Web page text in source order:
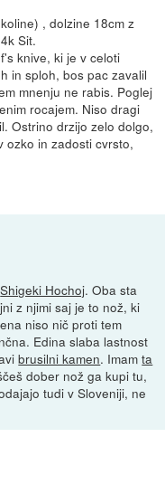
, dolzine 18cm z
Sit.
knive, ki je v celoti
in sploh, bos pac zavalil
mnenju ne rabis. Poglej
rocajem. Niso dragi
Ostrino drzijo zelo dolgo,
ozko in zadosti cvrsto,
Shigeki Hochoj. Oba sta
z njimi saj je to nož, ki
niso nič proti tem
Edina slaba lastnost
brusilni kamen. Imamta
dober nož ga kupi tu,
tudi v Sloveniji, ne